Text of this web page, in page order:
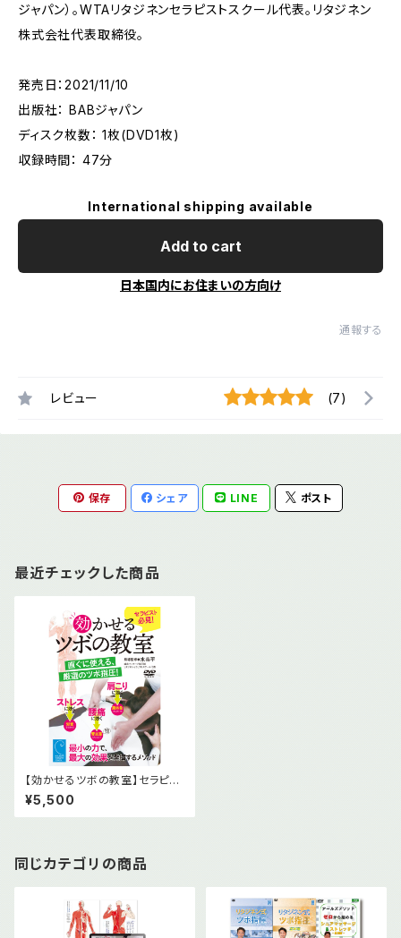
ジャパン）。WTAリタジネンセラピストスクール代表。リタジネン
株式会社代表取締役。
発売日：2021/11/10
出版社： BABジャパン
ディスク枚数： 1枚(DVD1枚)
収録時間： 47分
International shipping available
Add to cart
日本国内にお住まいの方向け
通報する
レビュー (7)
保存 シェア LINE ポスト
最近チェックした商品
【効かせるツボの教室】セラピス
ト必見、直ぐに使える厳選のツボ
指圧! [DVD]
¥5,500
同じカテゴリの商品